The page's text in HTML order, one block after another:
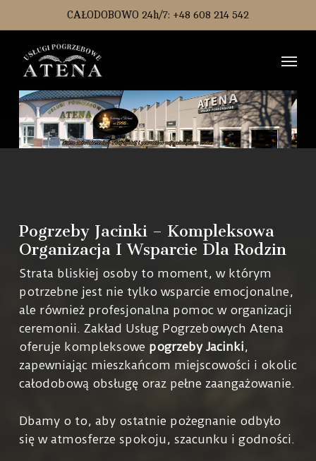
to
content
CAŁODOBOWO 24h/7: +48 608 214 542
Pogrzeby Jacinki – Kompleksowa
Organizacja I Wsparcie Dla Rodzin
Strata bliskiej osoby to moment, w którym
potrzebne jest nie tylko wsparcie emocjonalne,
ale również profesjonalna pomoc w organizacji
ceremonii. Zakład Usług Pogrzebowych Atena
oferuje kompleksowe pogrzeby Jacinki,
zapewniając mieszkańcom miejscowości i okolic
całodobową obsługę oraz pełne zaangażowanie.
Dbamy o to, aby ostatnie pożegnanie odbyło
się w atmosferze spokoju, szacunku i godności.